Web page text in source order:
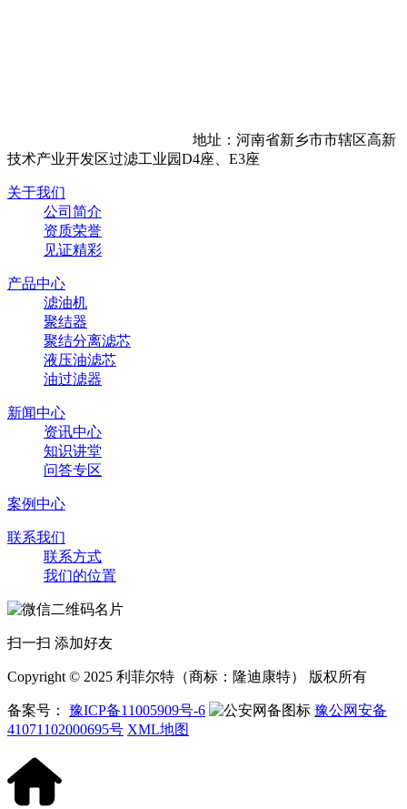
地址：河南省新乡市市辖区高新
技术产业开发区过滤工业园D4座、E3座
关于我们
公司简介
资质荣誉
见证精彩
产品中心
滤油机
聚结器
聚结分离滤芯
液压油滤芯
油过滤器
新闻中心
资讯中心
知识讲堂
问答专区
案例中心
联系我们
联系方式
我们的位置
扫一扫 添加好友
Copyright © 2025 利菲尔特（商标：隆迪康特） 版权所有
备案号： 豫ICP备11005909号-6
豫公网安备
41071102000695号 XML地图